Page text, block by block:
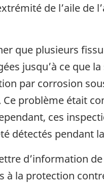
de l’aile
que plusieurs
jusqu’à ce que
par corrosion
problème était
ces
détectés
d’information
à la protection